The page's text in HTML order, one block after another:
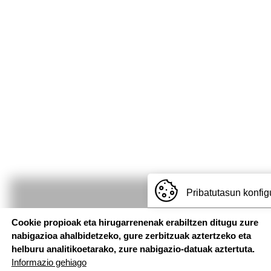
Pribatutasun
Cookie propioak eta hirugarrenenak erabiltzen ditugu zure
nabigazioa ahalbidetzeko, gure zerbitzuak aztertzeko eta
helburu analitikoetarako, zure nabigazio-datuak aztertuta.
Informazio gehiago